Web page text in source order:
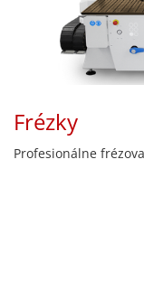
Frézky
Profesionálne